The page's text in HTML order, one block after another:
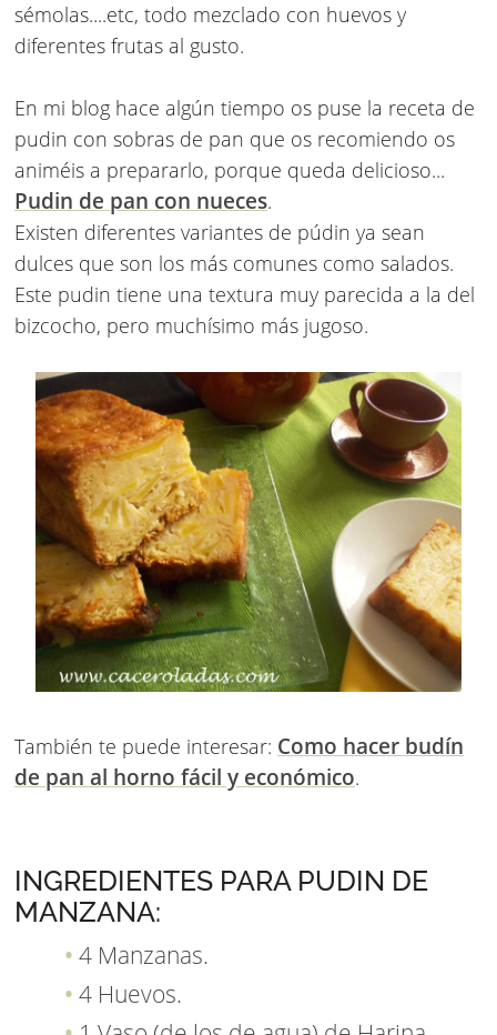
sémolas....etc, todo mezclado con huevos y
diferentes frutas al gusto.
En mi blog hace algún tiempo os puse la receta de
pudin con sobras de pan que os recomiendo os
animéis a prepararlo, porque queda delicioso...
Pudin de pan con nueces.
Existen diferentes variantes de púdin ya sean
dulces que son los más comunes como salados.
Este pudin tiene una textura muy parecida a la del
bizcocho, pero muchísimo más jugoso.
También te puede interesar: Como hacer budín
de pan al horno fácil y económico.
INGREDIENTES PARA PUDIN DE
MANZANA:
4 Manzanas.
4 Huevos.